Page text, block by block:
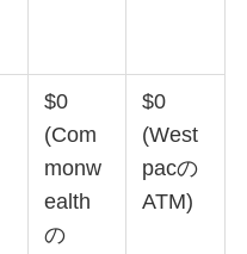
$0
(Com
monw
ealth
の
$0
(West
pacの
ATM)